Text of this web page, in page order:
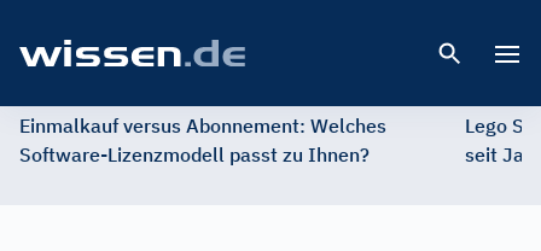
Einmalkauf versus Abonnement: Welches
Software-Lizenzmodell passt zu Ihnen?
Lego
seit